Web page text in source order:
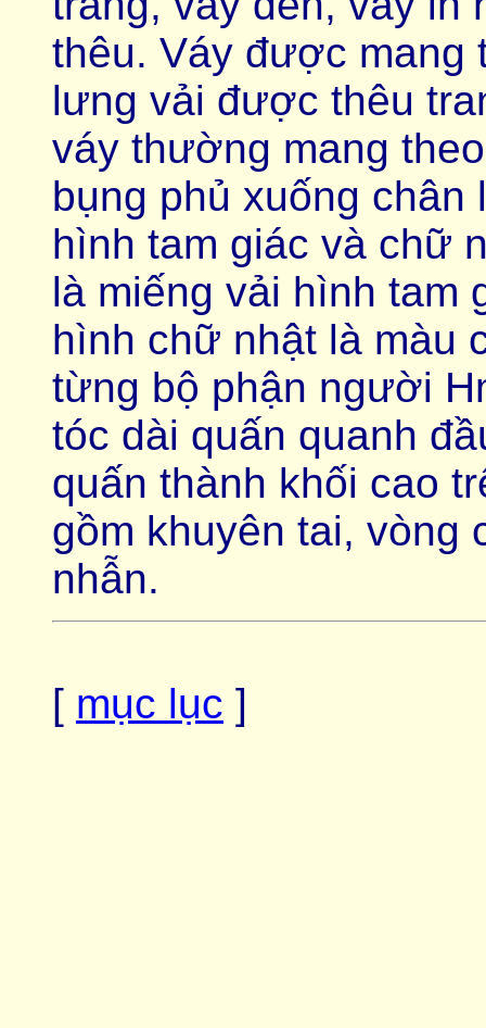
thêu. Váy được
lưng vải được thêu
váy thường mang
bụng phủ xuống
hình tam giác và chữ
là miếng vải hình tam
hình chữ nhật là màu
từng bộ phận người
tóc dài quấn quanh
quấn thành khối cao
gồm khuyên tai, vòng
nhẫn.
[ mục lục ]